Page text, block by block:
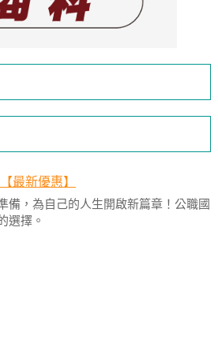
最新優惠】
備，為自己的人生開啟新篇章！公職國
選擇。